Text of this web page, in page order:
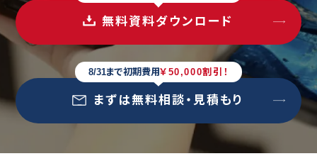
無料資料ダウンロード
まずは無料相談・見積もり
8/31まで初期費用￥50,000割引！